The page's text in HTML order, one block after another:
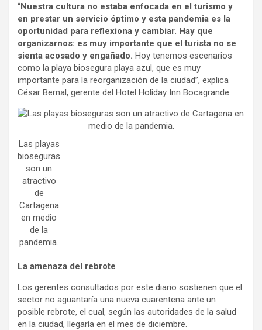
“Nuestra cultura no estaba enfocada en el turismo y
en prestar un servicio óptimo y esta pandemia es la
oportunidad para reflexiona y cambiar. Hay que
organizarnos: es muy importante que el turista no se
sienta acosado y engañado. Hoy tenemos escenarios
como la playa biosegura playa azul, que es muy
importante para la reorganización de la ciudad”, explica
César Bernal, gerente del Hotel Holiday Inn Bocagrande.
Las playas
bioseguras
son un
atractivo
de
Cartagena
en medio
de la
pandemia.
La amenaza del rebrote
Los gerentes consultados por este diario sostienen que el
sector no aguantaría una nueva cuarentena ante un
posible rebrote, el cual, según las autoridades de la salud
en la ciudad, llegaría en el mes de diciembre.